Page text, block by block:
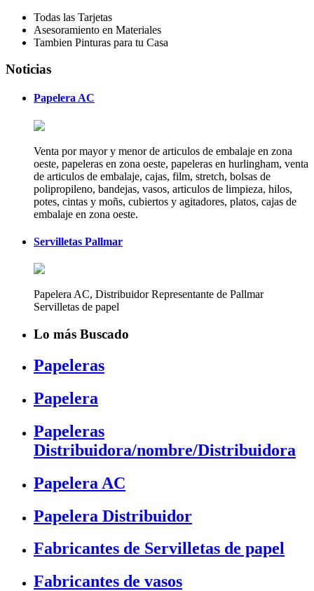
Todas las Tarjetas
Asesoramiento en Materiales
Tambien Pinturas para tu Casa
Noticias
Papelera AC
Venta por mayor y menor de articulos de embalaje en zona
oeste, papeleras en zona oeste, papeleras en hurlingham, venta
de articulos de embalaje, cajas, film, stretch, bolsas de
polipropileno, bandejas, vasos, articulos de limpieza, hilos,
potes, cintas y moñs, cubiertos y agitadores, platos, cajas de
embalaje en zona oeste.
Servilletas Pallmar
Papelera AC, Distribuidor Representante de Pallmar
Servilletas de papel
Lo más Buscado
Papeleras
Papelera
Papeleras
Distribuidora/nombre/Distribuidora
Papelera AC
Papelera Distribuidor
Fabricantes de Servilletas de papel
Fabricantes de vasos